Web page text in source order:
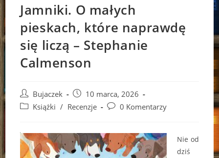
Jamniki. O małych
pieskach, które naprawdę
się liczą – Stephanie
Calmenson
Post
author:
Bujaczek
Post
published:
10 marca, 2026
PostKsiążki / Recenzje
Post0 Komentarzy
Nie od
dziś